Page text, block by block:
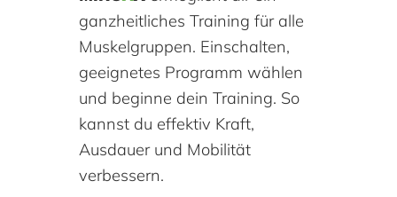
ganzheitliches Training für alle
Muskelgruppen. Einschalten,
geeignetes Programm wählen
und beginne dein Training. So
kannst du effektiv Kraft,
Ausdauer und Mobilität
verbessern.